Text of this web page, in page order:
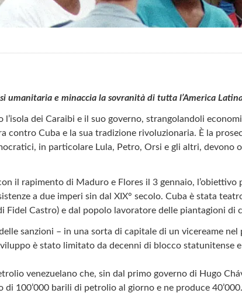
umanitaria e minaccia la sovranità di tutta l’America
dei Caraibi e il suo governo, strangolandoli
contro Cuba e la sua tradizione rivoluzionaria. È la
in particolare Lula, Petro, Orsi e gli altri,
il rapimento di Maduro e Flores il 3 gennaio,
a due imperi sin dal XIX° secolo. Cuba è stata
Castro) e dal popolo lavoratore delle piantagioni di
sanzioni – in una sorta di capitale di un vicereame
è stato limitato da decenni di blocco statunitense
venezuelano che, sin dal primo governo di Hugo
100’000 barili di petrolio al giorno e ne produce